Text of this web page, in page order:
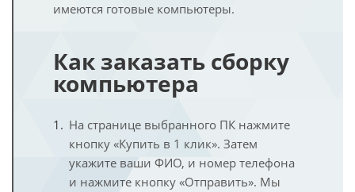
имеются готовые компьютеры.
Как заказать сборку
компьютера
На странице выбранного ПК нажмите
кнопку «Купить в 1 клик». Затем
укажите ваши ФИО, и номер телефона
и нажмите кнопку «Отправить». Мы